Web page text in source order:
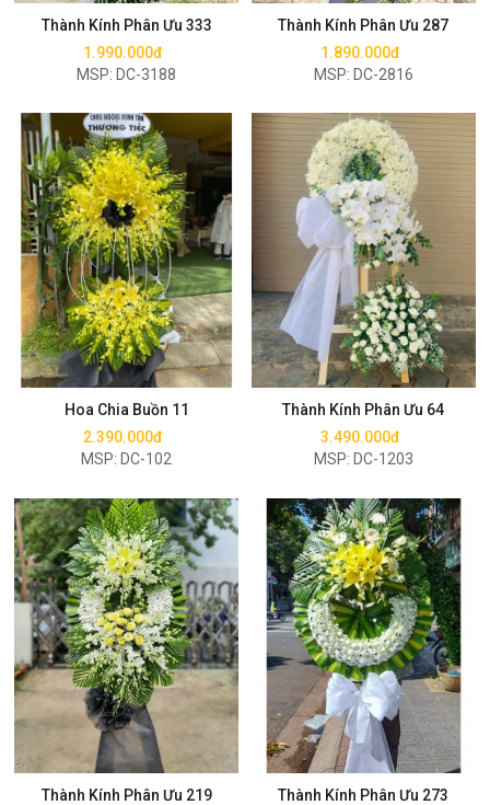
Thành Kính Phân Ưu 333
1.990.000đ
MSP: DC-3188
Thành Kính Phân Ưu 287
1.890.000đ
MSP: DC-2816
Hoa Chia Buồn 11
2.390.000đ
MSP: DC-102
Mua ngay
Thành Kính Phân Ưu 64
3.490.000đ
MSP: DC-1203
Mua ngay
Thành Kính Phân Ưu 219
Mua ngay
Thành Kính Phân Ưu 273
Mua ngay